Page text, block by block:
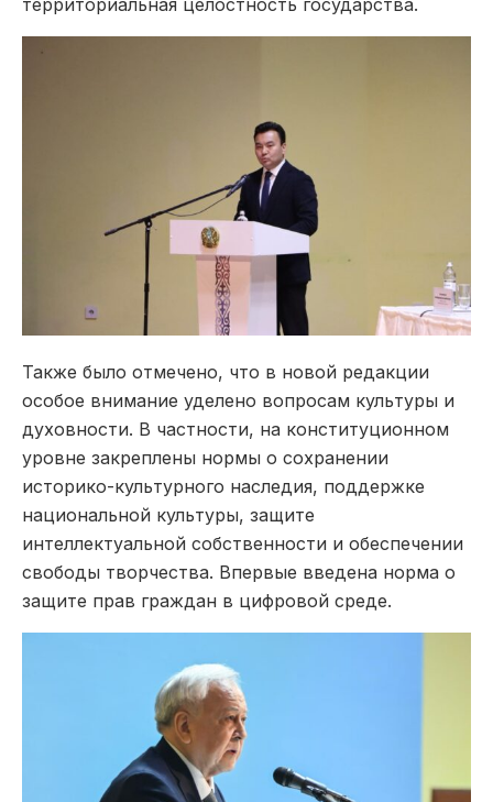
Также было отмечено, что в новой редакции
особое внимание уделено вопросам культуры и
духовности. В частности, на конституционном
уровне закреплены нормы о сохранении
историко-культурного наследия, поддержке
национальной культуры, защите
интеллектуальной собственности и обеспечении
свободы творчества. Впервые введена норма о
защите прав граждан в цифровой среде.